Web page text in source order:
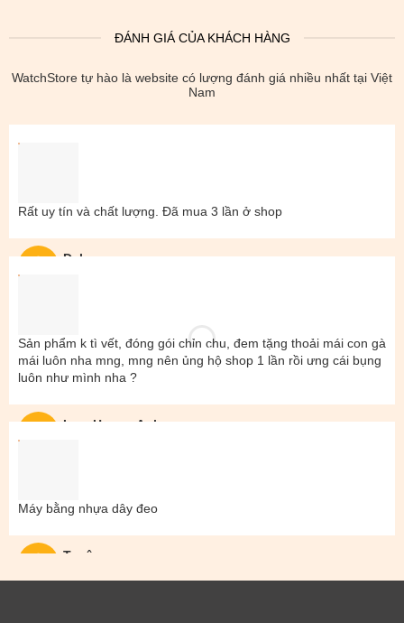
ĐÁNH GIÁ CỦA KHÁCH HÀNG
WatchStore tự hào là website có lượng đánh giá nhiều nhất tại Việt
Nam
Đal
Rất uy tín và chất lượng. Đã mua 3 lần ở shop
Lam Hoang Anh
Sản phẩm k tì vết, đóng gói chỉn chu, đem tặng thoải mái con gà
mái luôn nha mng, mng nên ủng hộ shop 1 lần rồi ưng cái bụng
luôn như mình nha ?
Tuyên
Máy bằng nhựa dây đeo